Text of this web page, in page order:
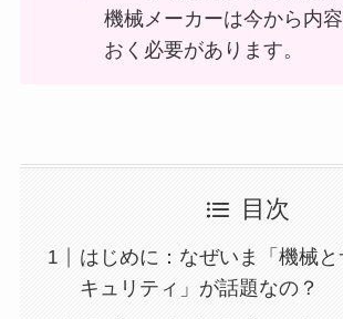
機械メーカーは今から内
おく必要があります。
目次
はじめに：なぜいま「機械
キュリティ」が話題なの？